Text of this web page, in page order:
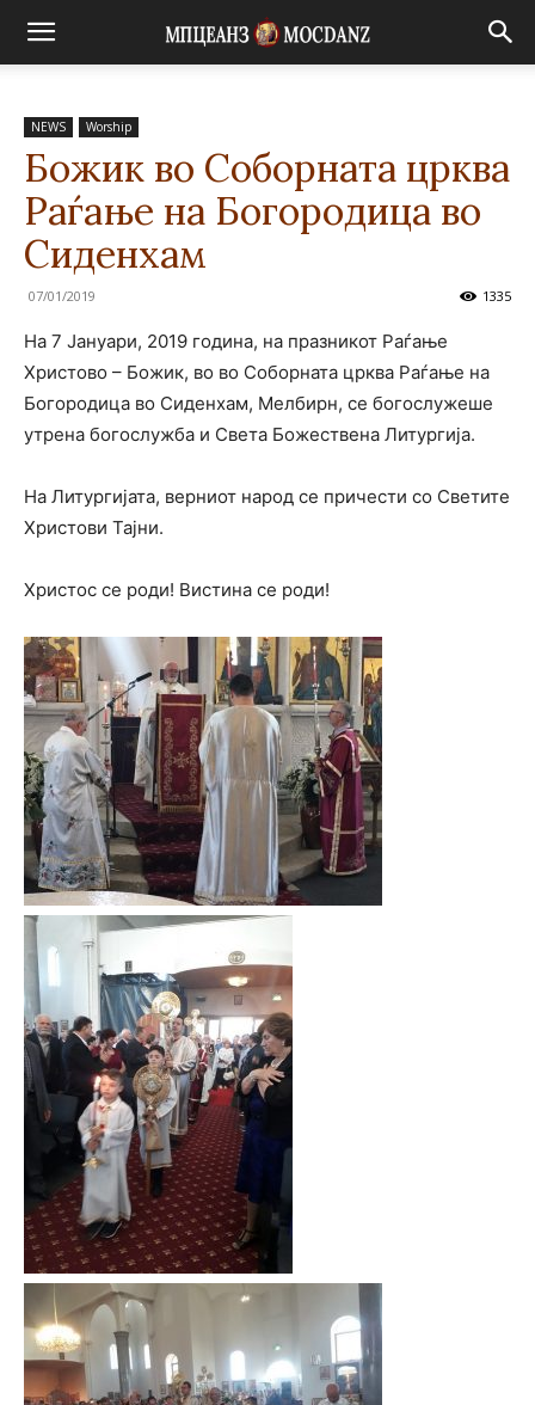
NEWS Worship
Божик во Соборната црква
Раѓање на Богородица во
Сиденхам
07/01/2019 1335
На 7 Јануари, 2019 година, на празникот Раѓање
Христово – Божик, во во Соборната црква Раѓање на
Богородица во Сиденхам, Мелбирн, се богослужеше
утрена богослужба и Света Божествена Литургија.
На Литургијата, верниот народ се причести со Светите
Христови Тајни.
Христос се роди! Вистина се роди!